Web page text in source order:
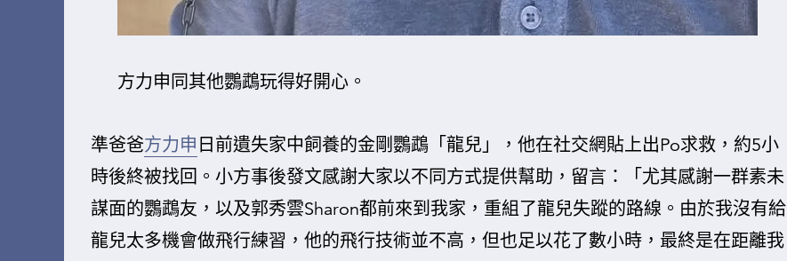
方力申同其他鸚鵡玩得好開心。
準爸爸方力申 日前遺失家中飼養的金剛鸚鵡「龍兒」，他在社交網貼上出Po求救，約5小
時後終被找回。小方事後發文感謝大家以不同方式提供幫助，留言：「尤其感謝一群素未
謀面的鸚鵡友，以及郭秀雲Sharon都前來到我家，重組了龍兒失蹤的路線。由於我沒有給
龍兒太多機會做飛行練習，他的飛行技術並不高，但也足以花了數小時，最終是在距離我